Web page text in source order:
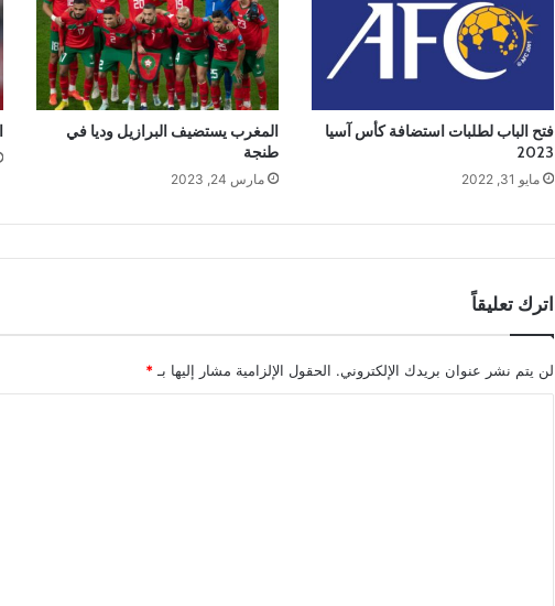
فتح الباب لطلبات استضافة كأس آسيا
2023
مايو 31, 2022
المغرب يستضيف البرازيل وديا في
طنجة
مارس 24, 2023
اترك تعليقاً
لن يتم نشر عنوان بريدك الإلكتروني. الحقول الإلزامية مشار إليها بـ*